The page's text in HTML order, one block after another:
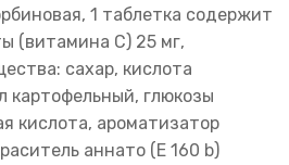
1 таблетка содержит
(витамина С) 25 мг,
сахар, кислота
картофельный, глюкозы
кислота, ароматизатор
аннато (Е 160 b)